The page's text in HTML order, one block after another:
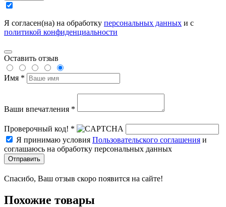
Я согласен(на) на обработку персональных данных и с
политикой конфиденциальности
Оставить отзыв
Имя *
Ваши впечатления *
Проверочный код! *
Я принимаю условия Пользовательского соглашения и
соглашаюсь на обработку персональных данных
Отправить
Спасибо, Ваш отзыв скоро появится на сайте!
Похожие товары